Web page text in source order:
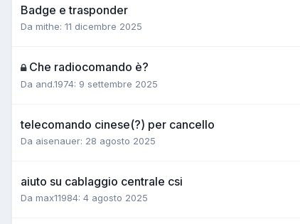
Badge e trasponder
Da mithe: 11 dicembre 2025
Che radiocomando è?
Da and.1974: 9 settembre 2025
telecomando cinese(?) per cancello
Da aisenauer: 28 agosto 2025
aiuto su cablaggio centrale csi
Da max11984: 4 agosto 2025